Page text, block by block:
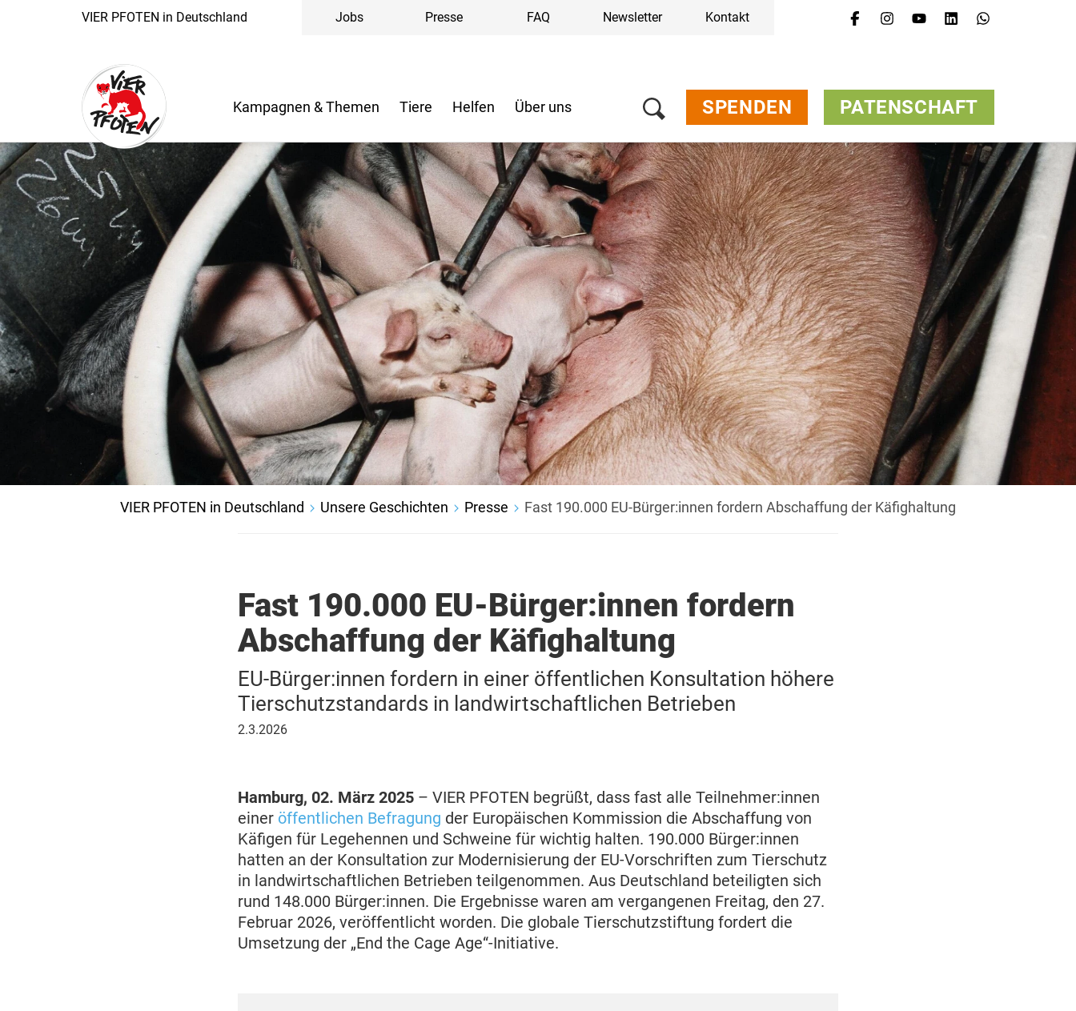
VIER PFOTEN in Deutschland Jobs Presse FAQ Newsletter Kontakt
Kampagnen & Themen Tiere Helfen Über uns SPENDEN PATENSCHAFT
VIER PFOTEN in Deutschland Unsere Geschichten Presse Fast 190.000 EU-Bürger:innen fordern Abschaffung der Käfighaltung
Fast 190.000 EU-Bürger:innen fordern
Abschaffung der Käfighaltung
EU-Bürger:innen fordern in einer öffentlichen Konsultation höhere
Tierschutzstandards in landwirtschaftlichen Betrieben
2.
2.3.2026
Hamburg, 02. März 2025 – VIER PFOTEN begrüßt, dass fast alle Teilnehmer:innen
einer öffentlichen Befragung der Europäischen Kommission die Abschaffung von
Käfigen für Legehennen und Schweine für wichtig halten. 190.000 Bürger:innen
hatten an der Konsultation zur Modernisierung der EU-Vorschriften zum Tierschutz
in landwirtschaftlichen Betrieben teilgenommen. Aus Deutschland beteiligten sich
rund 148.000 Bürger:innen. Die Ergebnisse waren am vergangenen Freitag, den 27.
Februar 2026, veröffentlicht worden. Die globale Tierschutzstiftung fordert die
Umsetzung der „End the Cage Age“-Initiative.
Menü
Helfen
Über uns
Jobs
Presse
FAQ
Newsletter
Kontakt
Spenden
Petition
Patenschaft